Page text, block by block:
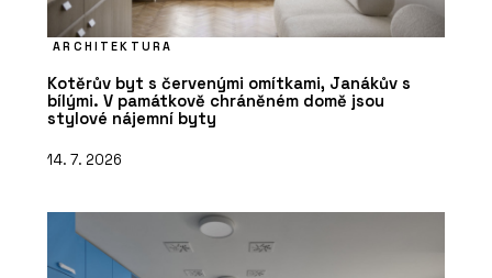
ARCHITEKTURA
Kotěrův byt s červenými omítkami, Janákův s
bílými. V památkově chráněném domě jsou
stylové nájemní byty
14. 7. 2026